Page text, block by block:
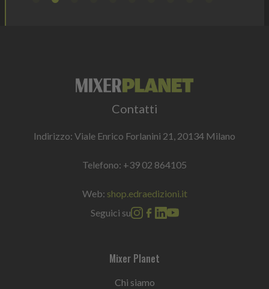
Contatti
Indirizzo: Viale Enrico Forlanini 21, 20134 Milano
Telefono: +39 02 864105
Web: shop.edraedizioni.it
Seguici su
Mixer Planet
Chi siamo